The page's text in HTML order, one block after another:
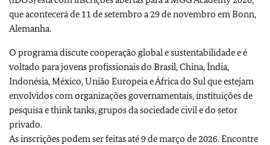
que acontecerá de 11 de setembro a 29 de novembro em Bonn,
Alemanha.
O programa discute cooperação global e sustentabilidade e é
voltado para jovens profissionais do Brasil, China, Índia,
Indonésia, México, União Europeia e África do Sul que estejam
envolvidos com organizações governamentais, instituições de
pesquisa e think tanks, grupos da sociedade civil e do setor
privado.
As inscrições podem ser feitas até 9 de março de 2026. Encontre